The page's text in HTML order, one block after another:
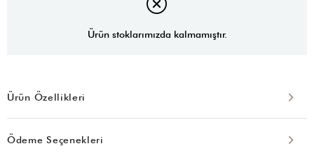
Ürün stoklarımızda kalmamıştır.
Ürün Özellikleri
Ödeme Seçenekleri